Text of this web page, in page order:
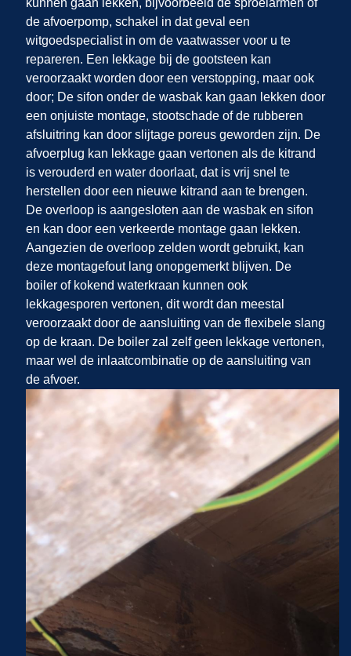
de afvoerpomp, schakel in dat geval een
witgoedspecialist in om de vaatwasser voor u te
repareren. Een lekkage bij de gootsteen kan
veroorzaakt worden door een verstopping, maar ook
door; De sifon onder de wasbak kan gaan lekken door
een onjuiste montage, stootschade of de rubberen
afsluitring kan door slijtage poreus geworden zijn. De
afvoerplug kan lekkage gaan vertonen als de kitrand
is verouderd en water doorlaat, dat is vrij snel te
herstellen door een nieuwe kitrand aan te brengen.
De overloop is aangesloten aan de wasbak en sifon
en kan door een verkeerde montage gaan lekken.
Aangezien de overloop zelden wordt gebruikt, kan
deze montagefout lang onopgemerkt blijven. De
boiler of kokend waterkraan kunnen ook
lekkagesporen vertonen, dit wordt dan meestal
veroorzaakt door de aansluiting van de flexibele slang
op de kraan. De boiler zal zelf geen lekkage vertonen,
maar wel de inlaatcombinatie op de aansluiting van
de afvoer.